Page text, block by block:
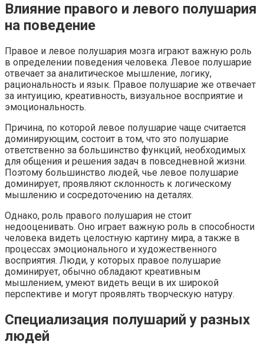
Влияние правого и левого полушария
на поведение
Правое и левое полушария мозга играют важную роль
в определении поведения человека. Левое полушарие
отвечает за аналитическое мышление, логику,
рациональность и язык. Правое полушарие же отвечает
за интуицию, креативность, визуальное восприятие и
эмоциональность.
Причина, по которой левое полушарие чаще считается
доминирующим, состоит в том, что это полушарие
ответственно за большинство функций, необходимых
для общения и решения задач в повседневной жизни.
Поэтому большинство людей, чье левое полушарие
доминирует, проявляют склонность к логическому
мышлению и сосредоточению на деталях.
Однако, роль правого полушария не стоит
недооценивать. Оно играет важную роль в способности
человека видеть целостную картину мира, а также в
процессах эмоционального и художественного
восприятия. Люди, у которых правое полушарие
доминирует, обычно обладают креативным
мышлением, умеют видеть вещи в их широкой
перспективе и могут проявлять творческую натуру.
Специализация полушарий у разных
людей